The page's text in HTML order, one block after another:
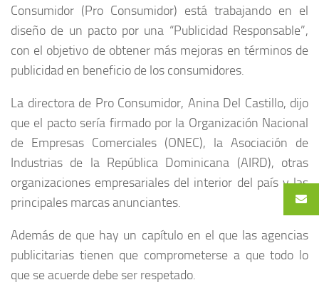
Consumidor (Pro Consumidor) está trabajando en el
diseño de un pacto por una “Publicidad Responsable”,
con el objetivo de obtener más mejoras en términos de
publicidad en beneficio de los consumidores.
La directora de Pro Consumidor, Anina Del Castillo, dijo
que el pacto sería firmado por la Organización Nacional
de Empresas Comerciales (ONEC), la Asociación de
Industrias de la República Dominicana (AIRD), otras
organizaciones empresariales del interior del país y las
principales marcas anunciantes.
Además de que hay un capítulo en el que las agencias
publicitarias tienen que comprometerse a que todo lo
que se acuerde debe ser respetado.